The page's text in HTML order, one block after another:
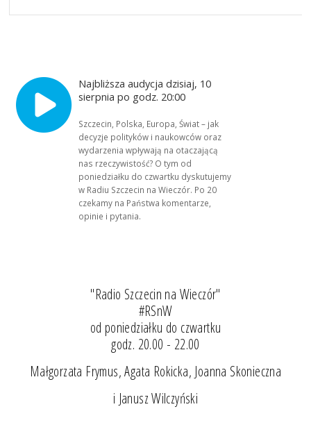
Najbliższa audycja dzisiaj, 10
sierpnia po godz. 20:00
Szczecin, Polska, Europa, Świat – jak
decyzje polityków i naukowców oraz
wydarzenia wpływają na otaczającą
nas rzeczywistość? O tym od
poniedziałku do czwartku dyskutujemy
w Radiu Szczecin na Wieczór. Po 20
czekamy na Państwa komentarze,
opinie i pytania.
"Radio Szczecin na Wieczór"
#RSnW
od poniedziałku do czwartku
godz. 20.00 - 22.00
Małgorzata Frymus, Agata Rokicka, Joanna Skonieczna
i Janusz Wilczyński